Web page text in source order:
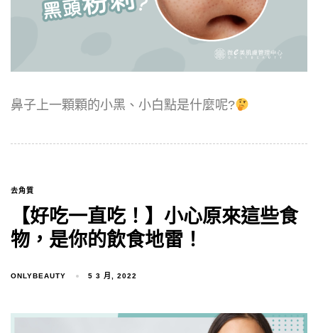
鼻子上一顆顆的小黑、小白點是什麼呢?
去角質
【好吃一直吃！】小心原來這些食
物，是你的飲食地雷！
ONLYBEAUTY 5 3 月, 2022